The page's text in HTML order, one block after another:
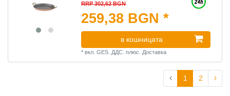
RRP 302,62 BGN
259,38 BGN *
в кошницата
*вкл. GES. ДДС. плюс. Доставка
1 2